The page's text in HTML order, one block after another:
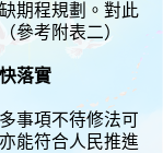
期程規劃。對此
參考附表二）
落實
事項不待修法可
能符合人民推進